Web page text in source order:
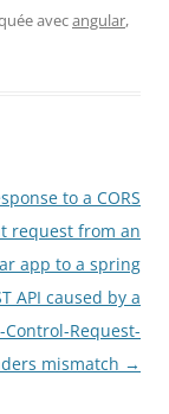
avecangular,
to a CORS
request from an
app to a spring
API caused by a
Control-Request-
mismatch →